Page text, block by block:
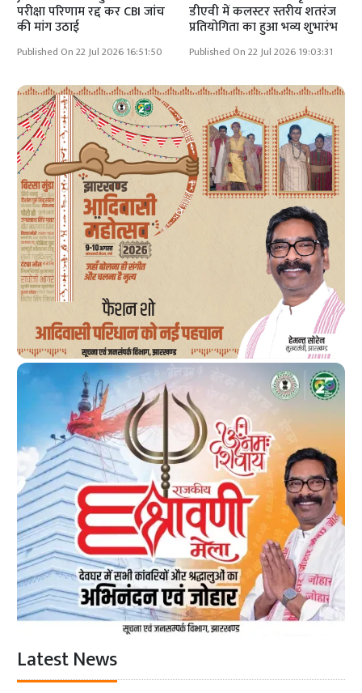
परीक्षा परिणाम रद्द कर CBI जांच
की मांग उठाई
Published On 22 Jul 2026 16:51:50
डीएवी में कलस्टर स्तरीय शतरंज
प्रतियोगिता का हुआ भव्य शुभारंभ
Published On 22 Jul 2026 19:03:31
Latest News